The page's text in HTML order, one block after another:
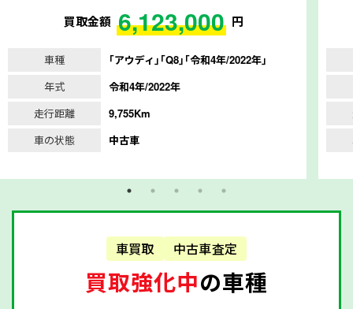
買取金額 6,123,000 円
車種
｢アウディ｣｢Q8｣｢令和4年/2022年｣
年式
令和4年/2022年
走行距離
9,755Km
車の状態
中古車
車買取 中古車査定
買取強化中の車種